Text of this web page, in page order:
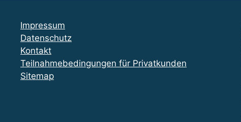
Impressum
Datenschutz
Kontakt
Teilnahmebedingungen für Privatkunden
Sitemap